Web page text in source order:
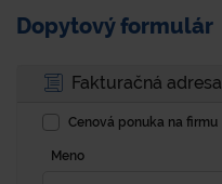
Dopytový formulár
Fakturačná adresa
Cenová ponuka na firmu
Meno